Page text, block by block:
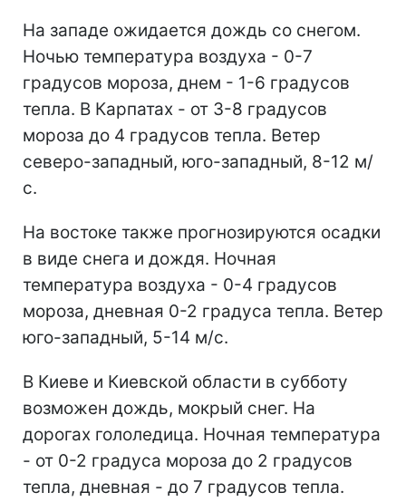
На западе ожидается дождь со снегом.
Ночью температура воздуха - 0-7
градусов мороза, днем - 1-6 градусов
тепла. В Карпатах - от 3-8 градусов
мороза до 4 градусов тепла. Ветер
северо-западный, юго-западный, 8-12 м/
с.
На востоке также прогнозируются осадки
в виде снега и дождя. Ночная
температура воздуха - 0-4 градусов
мороза, дневная 0-2 градуса тепла. Ветер
юго-западный, 5-14 м/с.
В Киеве и Киевской области в субботу
возможен дождь, мокрый снег. На
дорогах гололедица. Ночная температура
- от 0-2 градуса мороза до 2 градусов
тепла, дневная - до 7 градусов тепла.